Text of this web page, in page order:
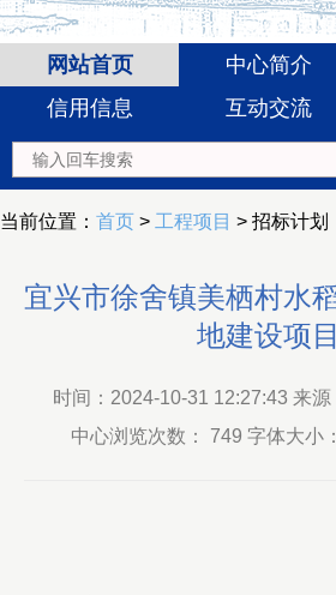
网站首页 中心简介
信用信息
互动交流
当前位置： 首页 > 工程项目 > 招标计划
宜兴市徐舍镇美栖村水
地建设项目
时间：2024-10-31 12:27:43 来
中心浏览次数： 749 字体大小